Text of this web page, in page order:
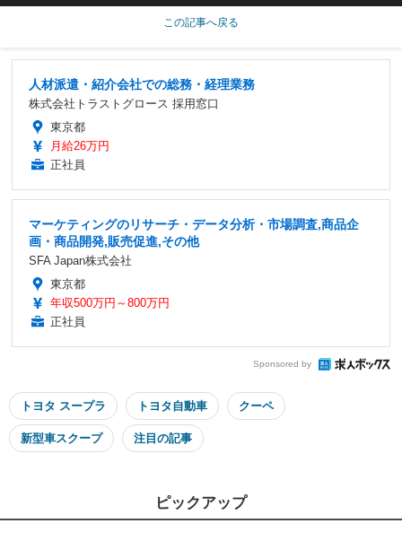
この記事へ戻る
人材派遣・紹介会社での総務・経理業務
株式会社トラストグロース 採用窓口
東京都
月給26万円
正社員
マーケティングのリサーチ・データ分析・市場調査,商品企
画・商品開発,販売促進,その他
SFA Japan株式会社
東京都
年収500万円～800万円
正社員
Sponsored by
トヨタ スープラ トヨタ自動車 クーペ
新型車スクープ 注目の記事
ピックアップ